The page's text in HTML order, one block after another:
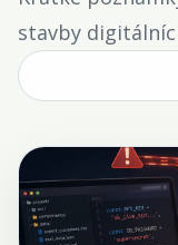
stavby